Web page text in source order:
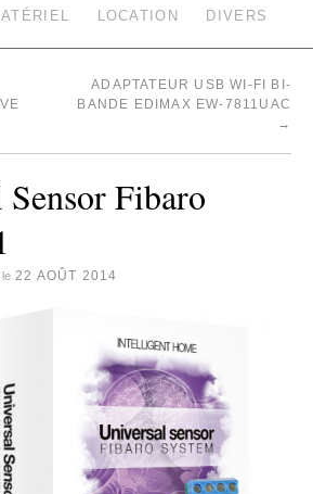
LOCATION DIVERS
ADAPTATEUR USB WI-FI BI-
BANDE EDIMAX EW-7811UAC
→
Fibaro
le 22 AOÛT 2014